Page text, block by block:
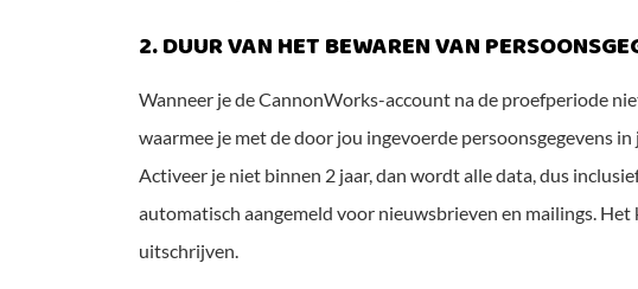
2. DUUR VAN HET BEWAREN VAN
Wanneer je de CannonWorks-account na de proefperiode
waarmee je met de door jou ingevoerde persoonsgegevens
Activeer je niet binnen 2 jaar, dan wordt alle data, dus
automatisch aangemeld voor nieuwsbrieven en mailings.
uitschrijven.